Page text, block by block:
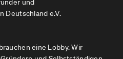
und
Deutschland e.V.
eine Lobby. Wir